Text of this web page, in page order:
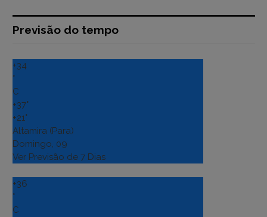
Previsão do tempo
+34
°
C
+37°
+21°
Altamira (Para)
Domingo, 09
Ver Previsão de 7 Dias
+36
°
C